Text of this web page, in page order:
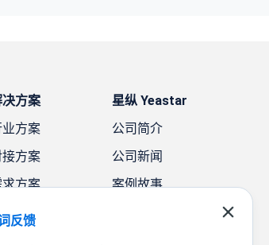
反馈
方案
方案
接方案
方案
星纵 Yeastar
公司简介
公司新闻
案例故事